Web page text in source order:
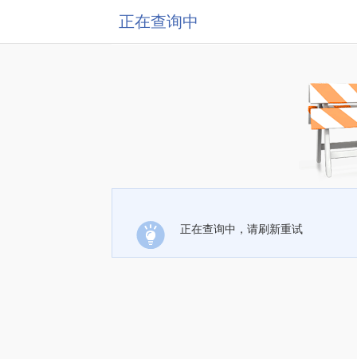
正在查询中
正在查询中，请刷新重试